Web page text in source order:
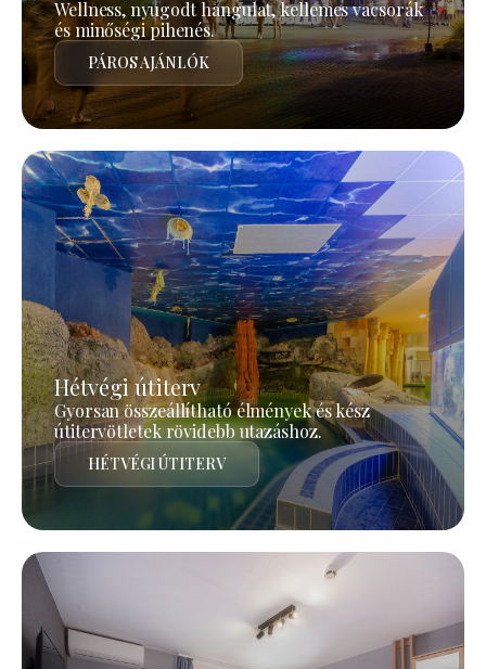
Wellness, nyugodt hangulat, kellemes vacsorák
és minőségi pihenés.
PÁROS AJÁNLÓK
Hétvégi útiterv
Gyorsan összeállítható élmények és kész
útitervötletek rövidebb utazáshoz.
HÉTVÉGI ÚTITERV